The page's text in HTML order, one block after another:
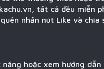
tất cả đều miễn
nhấn nút Like và chia
hoặc xem hướng